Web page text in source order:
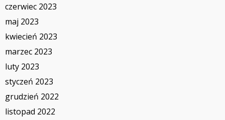
czerwiec 2023
maj 2023
kwiecień 2023
marzec 2023
luty 2023
styczeń 2023
grudzień 2022
listopad 2022